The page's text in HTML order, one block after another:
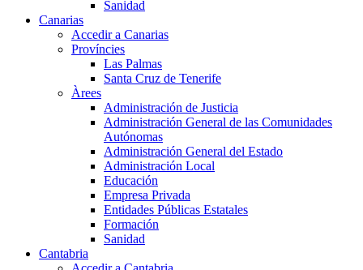
Sanidad
Canarias
Accedir a Canarias
Províncies
Las Palmas
Santa Cruz de Tenerife
Àrees
Administración de Justicia
Administración General de las Comunidades
Autónomas
Administración General del Estado
Administración Local
Educación
Empresa Privada
Entidades Públicas Estatales
Formación
Sanidad
Cantabria